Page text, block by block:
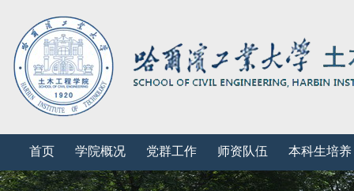
首页 学院概况 党群工作 师资队伍 本科生培养